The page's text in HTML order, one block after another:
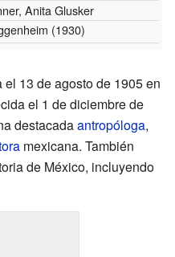
Anita Glusker
(1930)
el 13 de agosto de 1905 en
el 1 de diciembre de
destacadaantropóloga,
mexicana. También
de México, incluyendo